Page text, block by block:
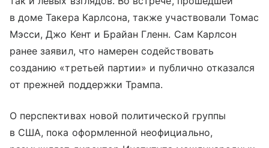
в доме Такера Карлсона, также участвовали Томас
Мэсси, Джо Кент и Брайан Гленн. Сам Карлсон
ранее заявил, что намерен содействовать
созданию «третьей партии» и публично отказался
от прежней поддержки Трампа.
О перспективах новой политической группы
в США, пока оформленной неофициально,